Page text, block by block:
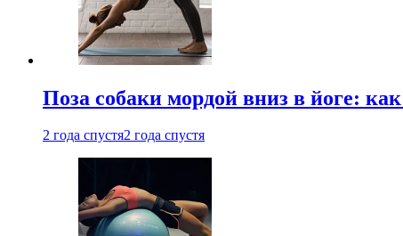
Поза собаки мордой вниз в йоге:
2 года спустя2 года спустя